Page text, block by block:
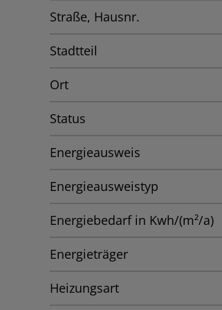
Straße, Hausnr.
Stadtteil
Ort
Status
Energieausweis
Energieausweistyp
Energiebedarf in Kwh/(m²/a)
Energieträger
Heizungsart